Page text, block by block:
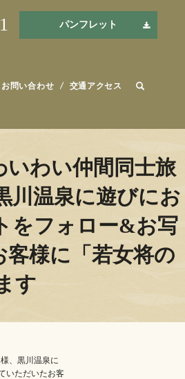
お問い合わせ 交通アクセス
パンフレット
わい仲間同士旅
川温泉に遊びにお
をフォロー&お写
様に「若女将の
す
、黒川温泉に
いただいたお客